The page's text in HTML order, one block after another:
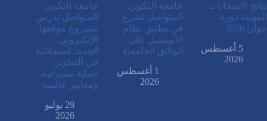
نتائج الامتحانات
المهنية دورة
جوان 2026
5 أغسطس
2026
جامعة التكوين
المتواصل تشرع
في تطبيق نظام
الأبوستيل على
الوثائق الجامعية
1 أغسطس
2026
جامعة التكوين
المتواصل تدرس
مشروع موقعها
الإلكتروني
الجديد: استقلالية
في التطوير،
حماية سيبرانية،
ومعايير عالمية
29 يوليو
2026